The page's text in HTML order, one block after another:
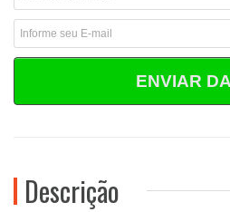
ENVIAR
Descrição